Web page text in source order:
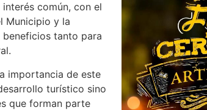
común, con el
Municipio y la
tanto para
importancia de este
turístico sino
que forman parte